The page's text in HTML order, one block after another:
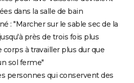
dans la salle de bain
: "Marcher sur le sable sec de la
près de trois fois plus
corps à travailler plus dur que
sol ferme"
personnes qui conservent des